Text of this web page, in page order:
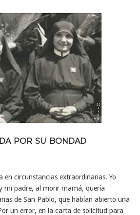
por su bondad
en circunstancias extraordinarias. Yo
mi padre, al morir mamá, quería
de San Pablo, que habían abierto una
un error, en la carta de solicitud para